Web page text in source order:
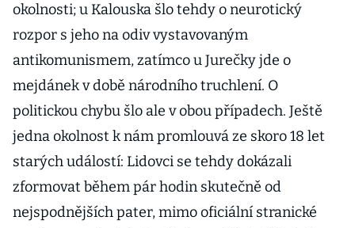
okolnosti; u Kalouska šlo tehdy o neurotický
rozpor s jeho na odiv vystavovaným
antikomunismem, zatímco u Jurečky jde o
mejdánek v době národního truchlení. O
politickou chybu šlo ale v obou případech. Ještě
jedna okolnost k nám promlouvá ze skoro 18 let
starých událostí: Lidovci se tehdy dokázali
zformovat během pár hodin skutečně od
nejspodnějších pater, mimo oficiální stranické